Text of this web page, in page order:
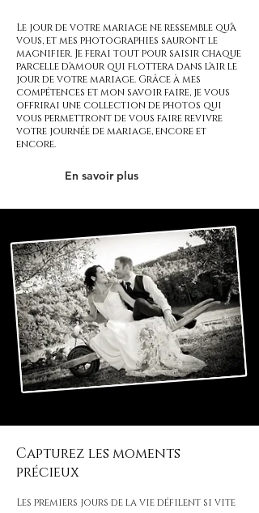
Le jour de votre mariage ne ressemble qu'à
vous, et mes photographies sauront le
magnifier. Je ferai tout pour saisir chaque
parcelle d'amour qui flottera dans l'air le
jour de votre mariage. Grâce à mes
compétences et mon savoir faire, je vous
offrirai une collection de photos qui
vous permettront de vous faire revivre
votre journée de mariage, encore et
encore.
En savoir plus
Capturez les moments
précieux
Les premiers jours de la vie défilent si vite